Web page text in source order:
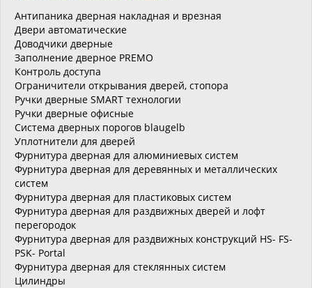
Антипаника дверная накладная и врезная
Двери автоматические
Доводчики дверные
Заполнение дверное PREMO
Контроль доступа
Ограничители открывания дверей, стопора
Ручки дверные SMART технологии
Ручки дверные офисные
Система дверных порогов blaugelb
Уплотнители для дверей
Фурнитура дверная для алюминиевых систем
Фурнитура дверная для деревянных и металлических
систем
Фурнитура дверная для пластиковых систем
Фурнитура дверная для раздвижных дверей и лофт
перегородок
Фурнитура дверная для раздвижных конструкций HS- FS-
PSK- Portal
Фурнитура дверная для стеклянных систем
Цилиндры